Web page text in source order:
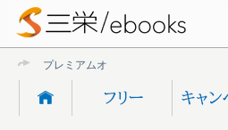
プレミアムオンライン